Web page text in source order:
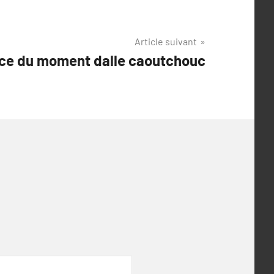
Article suivant
du moment dalle caoutchouc